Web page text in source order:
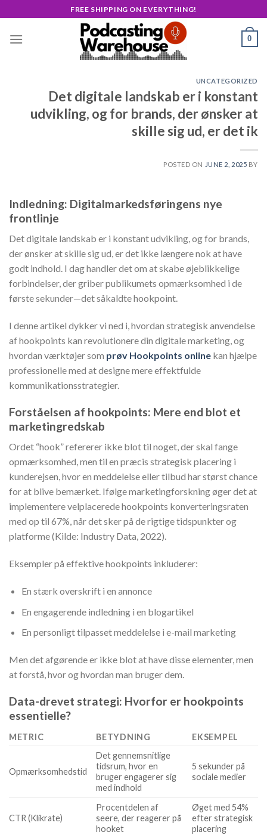
to
content
FREE SHIPPING ON EVERYTHING!
0
UNCATEGORIZED
Det digitale landskab er i konstant
udvikling, og for brands, der ønsker at
skille sig ud, er det ik
POSTED ON JUNE 2, 2025 BY
Indledning: Digitalmarkedsføringens nye
frontlinje
Det digitale landskab er i konstant udvikling, og for brands,
der ønsker at skille sig ud, er det ikke længere nok at have
godt indhold. I dag handler det om at skabe øjeblikkelige
forbindelser, der griber publikumets opmærksomhed i de
første sekunder—det såkaldtehookpoint.
I denne artikel dykker vi ned i, hvordan strategisk anvendelse
af hookpoints kan revolutionere din digitale marketing, og
hvordan værktøjer som prøv Hookpoints online kan hjælpe
professionelle med at designe mere effektfulde
kommunikationsstrategier.
Forståelsen af hookpoints: Mere end blot et
marketingredskab
Ordet “hook” refererer ikke blot til noget, der skal fange
opmærksomhed, men til en præcis strategisk placering i
kunderejsen, hvor en meddelelse eller tilbud har størst chance
for at blive bemærket. Ifølge marketingforskning øger det at
implementere velplacerede hookpoints konverteringsraten
med op til 67%, når det sker på de rigtige tidspunkter og
platforme (Kilde: Industry Data, 2022).
Eksempler på effektive hookpoints inkluderer:
En stærk overskrift i en annonce
En engagerende indledning i en blogartikel
En personligt tilpasset meddelelse i e-mail marketing
Men det afgørende er ikke blot at have disse elementer, men
at forstå, hvor og hvordan man bruger dem.
Data-drevet strategi: Hvorfor er hookpoints
essentielle?
METRIC BETYDNING EKSEMPEL
Opmærksomhedstid
Det gennemsnitlige
tidsrum, hvor en
bruger engagerer sig
med indhold
5 sekunder på
sociale medier
CTR (Klikrate)
Procentdelen af
seere, der reagerer på
hooket
Øget med 54%
efter strategisk
placering